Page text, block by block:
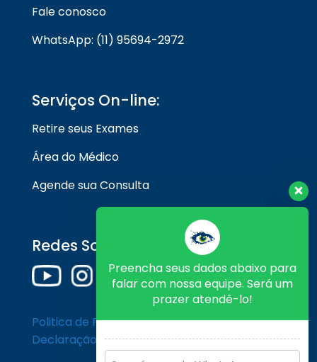
Fale conosco
WhatsApp: (11) 95694-2972
Serviços On-line:
Retire seus Exames
Área do Médico
Agende sua Consulta
Redes Sociais
Politica de Privacidade
Declaração de Cookies
Preencha seus dados abaixo para
falar com nossa equipe. Será um
prazer atendê-lo!